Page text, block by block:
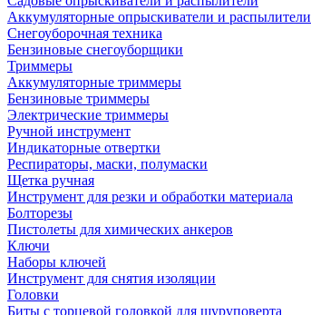
Аккумуляторные опрыскиватели и распылители
Снегоуборочная техника
Бензиновые снегоуборщики
Триммеры
Аккумуляторные триммеры
Бензиновые триммеры
Электрические триммеры
Ручной инструмент
Индикаторные отвертки
Респираторы, маски, полумаски
Щетка ручная
Инструмент для резки и обработки материала
Болторезы
Пистолеты для химических анкеров
Ключи
Наборы ключей
Инструмент для снятия изоляции
Головки
Биты с торцевой головкой для шуруповерта